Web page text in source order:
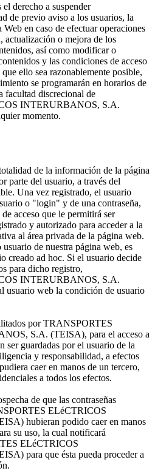
derecho a suspender
de previo aviso a los usuarios, la
en caso de efectuar operaciones
actualización o mejora de los
así como modificar o
y las condiciones de acceso
ello sea razonablemente posible,
se programarán en horarios de
facultad discrecional de
INTERURBANOS, S.A.
momento.
de la información de la página
parte del usuario, a través del
Una vez registrado, el usuario
o "login" y de una contraseña,
acceso que le permitirá ser
y autorizado para acceder a la
al área privada de la página web.
de nuestra página web, es
creado ad hoc. Si el usuario decide
para dicho registro,
INTERURBANOS, S.A.
usuario web la condición de usuario
por TRANSPORTES
S.A. (TEISA), para el acceso a
ser guardadas por el usuario de la
y responsabilidad, a efectos
caer en manos de un tercero,
a todos los efectos.
de que las contraseñas
ELéCTRICOS
hubieran podido caer en manos
su uso, la cual notificará
ELéCTRICOS
para que ésta pueda proceder a